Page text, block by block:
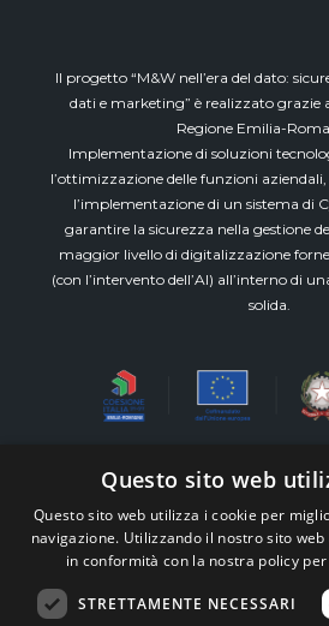
Il progetto “M&W nell’era del dato:
dati e marketing” è realizzato grazie
Regione Emilia-
Implementazione di soluzioni
l’ottimizzazione delle funzioni
l’implementazione di un sistema di
garantire la sicurezza nella gestione
maggior livello di digitalizzazione
(con l’intervento dell’AI) all’interno di
solida.
Via Emilia Est, 911 piano 3°
All Rights Reserved M&W
STP – P.iva 03515300360 –
TEAM99Web Agency
Questo sito web
Questo sito web utilizza i cookie per
navigazione. Utilizzando il nostro sito
in conformità con la nostra policy
STRETTAMENTE NECESSARI